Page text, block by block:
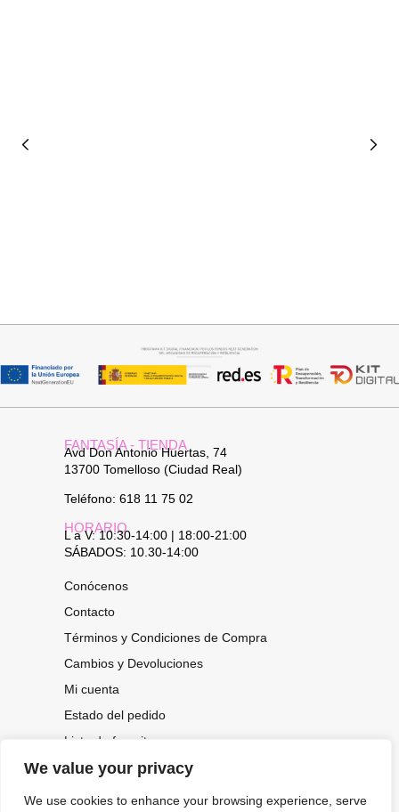
We value your privacy
We use cookies to enhance your browsing experience, serve
FANTASÍA - TIENDA
Avd Don Antonio Huertas, 74
13700 Tomelloso (Ciudad Real)
Teléfono: 618 11 75 02
HORARIO
L a V: 10:30-14:00 | 18:00-21:00
SÁBADOS: 10.30-14:00
Conócenos
Contacto
Términos y Condiciones de Compra
Cambios y Devoluciones
Mi cuenta
Estado del pedido
Lista de favoritos
CONOCE NUESTRAS NOVEDADES,